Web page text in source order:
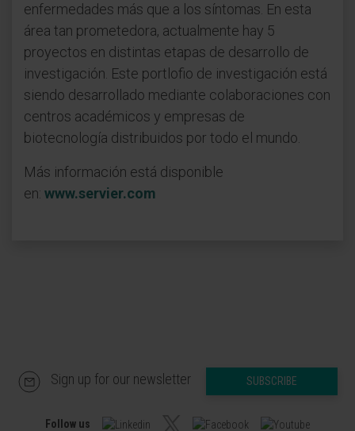
enfermedades más que a los síntomas. En esta
área tan prometedora, actualmente hay 5
proyectos en distintas etapas de desarrollo de
investigación. Este portlofio de investigación está
siendo desarrollado mediante colaboraciones con
centros académicos y empresas de
biotecnología distribuidos por todo el mundo.
Más información está disponible
en: www.servier.com
Sign up for our newsletter SUBSCRIBE
Follow us